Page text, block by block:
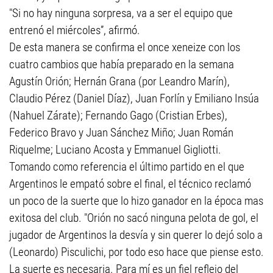
"Si no hay ninguna sorpresa, va a ser el equipo que
entrenó el miércoles”, afirmó.
De esta manera se confirma el once xeneize con los
cuatro cambios que había preparado en la semana
Agustín Orión; Hernán Grana (por Leandro Marín),
Claudio Pérez (Daniel Díaz), Juan Forlín y Emiliano Insúa
(Nahuel Zárate); Fernando Gago (Cristian Erbes),
Federico Bravo y Juan Sánchez Miño; Juan Román
Riquelme; Luciano Acosta y Emmanuel Gigliotti.
Tomando como referencia el último partido en el que
Argentinos le empató sobre el final, el técnico reclamó
un poco de la suerte que lo hizo ganador en la época mas
exitosa del club. "Orión no sacó ninguna pelota de gol, el
jugador de Argentinos la desvía y sin querer lo dejó solo a
(Leonardo) Pisculichi, por todo eso hace que piense esto.
La suerte es necesaria. Para mí es un fiel reflejo del